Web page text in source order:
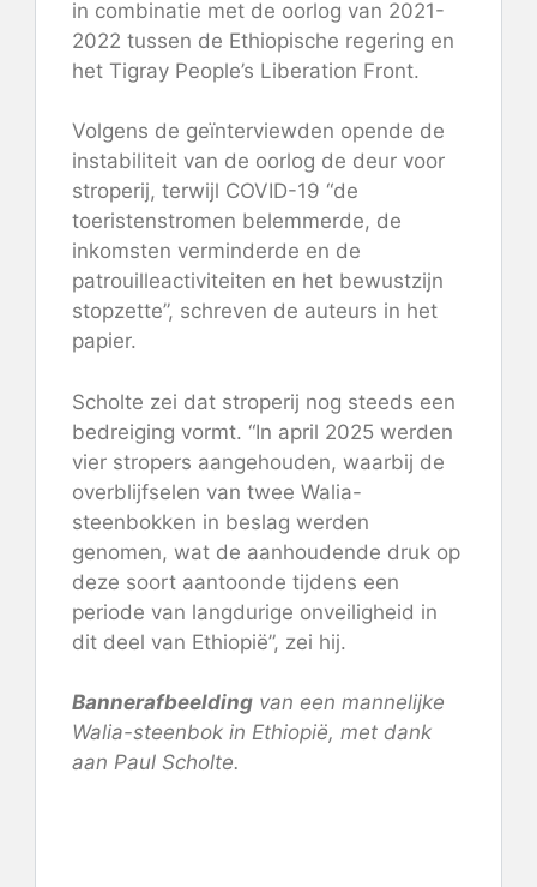
in combinatie met de oorlog van 2021-
2022 tussen de Ethiopische regering en
het Tigray People’s Liberation Front.
Volgens de geïnterviewden opende de
instabiliteit van de oorlog de deur voor
stroperij, terwijl COVID-19 “de
toeristenstromen belemmerde, de
inkomsten verminderde en de
patrouilleactiviteiten en het bewustzijn
stopzette”, schreven de auteurs in het
papier.
Scholte zei dat stroperij nog steeds een
bedreiging vormt. “In april 2025 werden
vier stropers aangehouden, waarbij de
overblijfselen van twee Walia-
steenbokken in beslag werden
genomen, wat de aanhoudende druk op
deze soort aantoonde tijdens een
periode van langdurige onveiligheid in
dit deel van Ethiopië”, zei hij.
Bannerafbeelding van een mannelijke
Walia-steenbok in Ethiopië, met dank
aan Paul Scholte.